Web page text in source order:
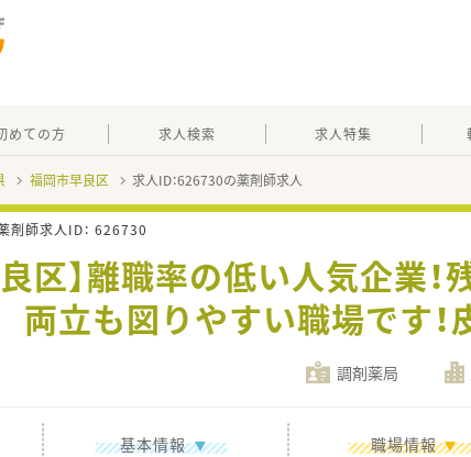
めての方 求人検索 求人特集
福岡市早良区 求人ID：626730の薬剤師求人
剤師求人ID： 626730
良区】離職率の低い人気企業
両立も図りやすい職場です！
調剤薬局
基本情報 職場情報